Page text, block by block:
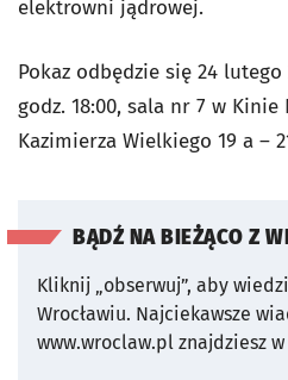
elektrowni jądrowej.
Pokaz odbędzie się 24
godz. 18:00, sala nr 7 w
Kazimierza Wielkiego 19 a –
BĄDŹ NA BIEŻĄCO Z
Kliknij „obserwuj”, aby
Wrocławiu. Najciekawsze
www.wroclaw.pl znajdziesz w